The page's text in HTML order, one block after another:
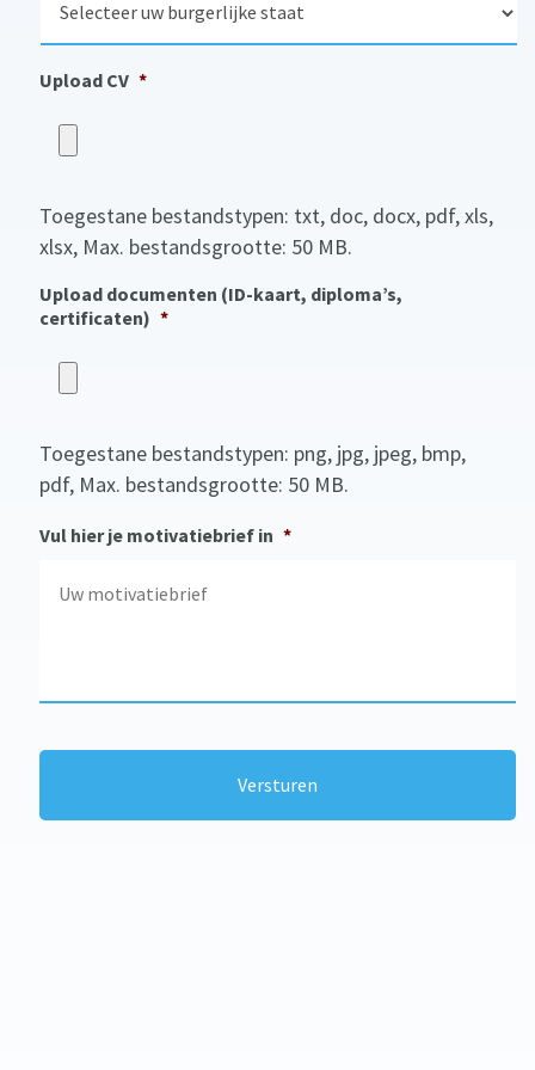
m
t
g
e
t
a
t
Upload CV *
Toegestane bestandstypen: txt, doc, docx, pdf, xls,
xlsx, Max. bestandsgrootte: 50 MB.
Upload documenten (ID-kaart, diploma’s,
certificaten) *
Toegestane bestandstypen: png, jpg, jpeg, bmp,
pdf, Max. bestandsgrootte: 50 MB.
Vul hier je motivatiebrief in *